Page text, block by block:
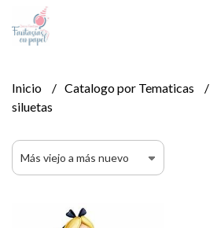
Inicio Catalogo por Tematicas
siluetas